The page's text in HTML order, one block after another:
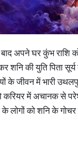
अपने घर कुंभ राशि
शनि की युति पिता
के जीवन में भारी
करियर में अचानक से
को शनि के